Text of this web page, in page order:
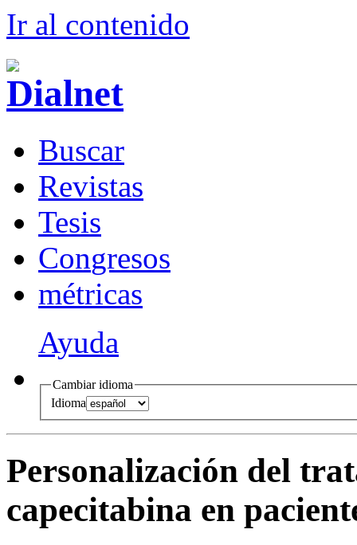
Ir al contenido
Buscar
Revistas
Tesis
Congresos
métricas
Ayuda
Cambiar idioma
Idioma
Personalización del
capecitabina en